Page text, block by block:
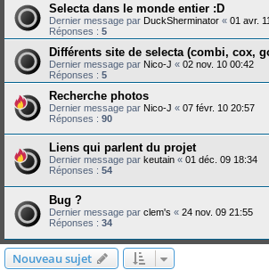
Selecta dans le monde entier :D
Dernier message par DuckSherminator « 01 avr.
Réponses : 5
Différents site de selecta (combi, cox,
Dernier message par Nico-J « 02 nov. 10 00:42
Réponses : 5
Recherche photos
Dernier message par Nico-J « 07 févr. 10 20:57
Réponses : 90
Liens qui parlent du projet
Dernier message par keutain « 01 déc. 09 18:34
Réponses : 54
Bug ?
Dernier message par clem's « 24 nov. 09 21:55
Réponses : 34
Nouveau sujet